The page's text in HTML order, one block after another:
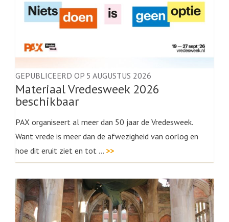
GEPUBLICEERD OP 5 AUGUSTUS 2026
Materiaal Vredesweek 2026
beschikbaar
PAX organiseert al meer dan 50 jaar de Vredesweek.
Want vrede is meer dan de afwezigheid van oorlog en
hoe dit eruit ziet en tot … >>